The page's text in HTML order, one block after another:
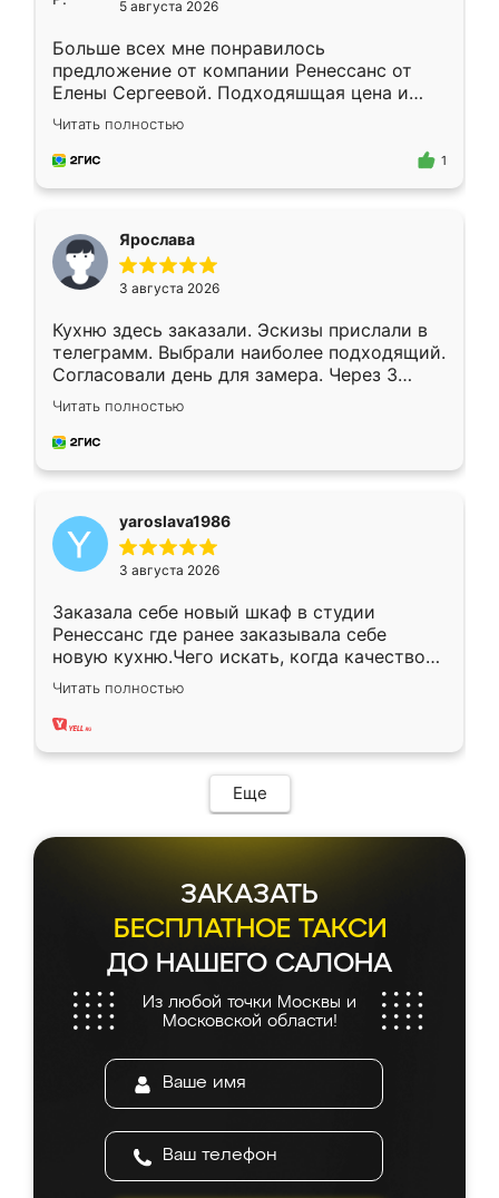
5 августа 2026
Больше всех мне понравилось
предложение от компании Ренессанс от
Елены Сергеевой. Подходяшщая цена и
короткие сроки изготовления. Приехавший
для замера сотрудник Владислав
предложил по моему эскизу самый
Читать полностью
1
Ярослава
3 августа 2026
Кухню здесь заказали. Эскизы прислали в
телеграмм. Выбрали наиболее подходящий.
Согласовали день для замера. Через 3
недели кухня была уже готова. Остались
довольны работой. Спасибо Ренессанс
мебель за качественную работу!
Читать полностью
yaroslava1986
3 августа 2026
Заказала себе новый шкаф в студии
Ренессанс где ранее заказывала себе
новую кухню.Чего искать, когда качеством
вполне довольна. Служит кухня уже почти
два года, нареканий нет.
Читать полностью
Еще
ЗАКАЗАТЬ
БЕСПЛАТНОЕ ТАКСИ
ДО НАШЕГО САЛОНА
Из любой точки Москвы и
Московской области!